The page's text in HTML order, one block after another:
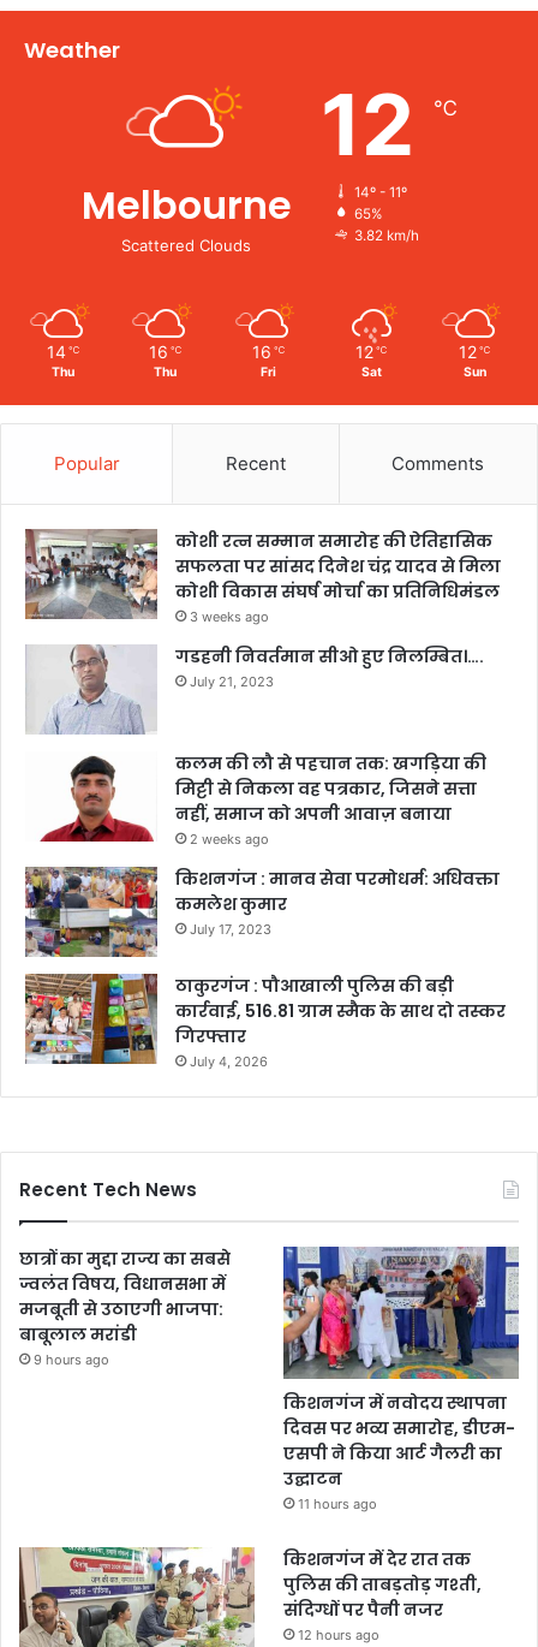
Weather
Melbourne
Scattered Clouds
12 ℃
14º - 11º
65%
3.82 km/h
14 ℃
Thu
16 ℃
Thu
16 ℃
Fri
12 ℃
Sat
12 ℃
Sun
Popular Recent Comments
कोशी रत्न सम्मान समारोह की ऐतिहासिक
सफलता पर सांसद दिनेश चंद्र यादव से मिला
कोशी विकास संघर्ष मोर्चा का प्रतिनिधिमंडल
3 weeks ago
गडहनी निवर्तमान सीओ हुए निलम्बित।….
July 21, 2023
कलम की लौ से पहचान तक: खगड़िया की
मिट्टी से निकला वह पत्रकार, जिसने सत्ता
नहीं, समाज को अपनी आवाज़ बनाया
2 weeks ago
किशनगंज : मानव सेवा परमोधर्म: अधिवक्ता
कमलेश कुमार
July 17, 2023
ठाकुरगंज : पौआखाली पुलिस की बड़ी
कार्रवाई, 516.81 ग्राम स्मैक के साथ दो तस्कर
गिरफ्तार
July 4, 2026
Recent Tech News
छात्रों का मुद्दा राज्य का सबसे
ज्वलंत विषय, विधानसभा में
मजबूती से उठाएगी भाजपा:
बाबूलाल मरांडी
9 hours ago
किशनगंज में नवोदय स्थापना
दिवस पर भव्य समारोह, डीएम-
एसपी ने किया आर्ट गैलरी का
उद्घाटन
11 hours ago
किशनगंज में देर रात तक
पुलिस की ताबड़तोड़ गश्ती,
संदिग्धों पर पैनी नजर
12 hours ago